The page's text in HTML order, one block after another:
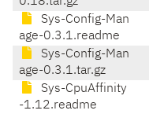
Sys-Config-Man
age-0.3.1.readme
Sys-Config-Man
age-0.3.1.tar.gz
Sys-CpuAffinity
-1.12.readme